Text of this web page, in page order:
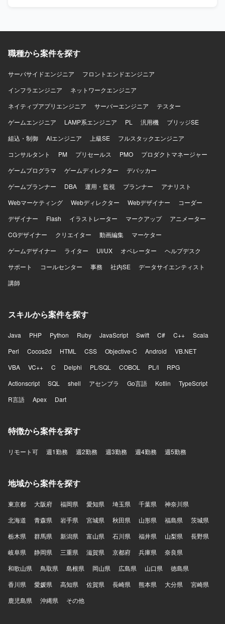
加え、JavaやJavaScriptなどの技術要素にも触れる機会があ
スト＞汎用機（日立）、DB：XDM、RD ＜サーバー＞OS：
WebApps、DB：HiRDB、DB2 フレームワーク：JSF 開発
言語：COBOL、HTML、JavaScript、Java、CSS 開発ツー
ル：GITHub、Subversion（SVN）を利用しています。
職種から案件を探す
サーバサイドエンジニア
フロントエンドエンジニア
インフラエンジニア
ネットワークエンジニア
ネイティブアプリエンジニア
サーバーエンジニア
テスター
ゲームエンジニア
LAMP系エンジニア PL 汎用機
ブリッジSE
組込・制御
AIエンジニア 上級SE
フルスタックエンジニア
コンサルタント
PM プリセールス PMO
プロダクトマネージャー
ゲームプログラマ
ゲームディレクター
デバッカー
ゲームプランナー
DBA 運用・監視 プランナー
アナリスト
Webマーケティング
Webディレクター Webデザイナー
コーダー
デザイナー
Flash イラストレーター マークアップ
アニメーター
CGデザイナー
クリエイター 動画編集
マーケター
ゲームデザイナー
ライター UI/UX オペレーター
ヘルプデスク
サポート
コールセンター 事務 社内SE
データサイエンティスト
講師
スキルから案件を探す
Java PHP Python Ruby JavaScript Swift C# C++
Scala
Perl
Cocos2d HTML CSS Objective-C Android
VB.NET
VBA
VC++ C Delphi PL/SQL COBOL PL/I
RPG
Actionscript
SQL shell アセンブラ Go言語 Kotlin
TypeScript
R言語
Apex Dart
特徴から案件を探す
リモート可 週1勤務 週2勤務 週3勤務 週4勤務 週5勤務
地域から案件を探す
東京都 大阪府 福岡県 愛知県 埼玉県 千葉県
神奈川県
北海道
青森県 岩手県 宮城県 秋田県 山形県 福島県
茨城県
栃木県
群馬県 新潟県 富山県 石川県 福井県 山梨県
長野県
岐阜県
静岡県 三重県 滋賀県 京都府 兵庫県
奈良県
和歌山県
鳥取県 島根県 岡山県 広島県 山口県
徳島県
香川県
愛媛県 高知県 佐賀県 長崎県 熊本県 大分県
宮崎県
鹿児島県
沖縄県 その他